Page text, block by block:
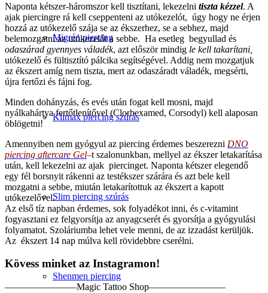
Migrén piercing
Klimax piercing szúrás
Slim piercing szúrás
Shenmen piercing
Naponta kétszer-háromszor kell tisztítani, lekezelni tiszta kézzel. A
ajak piercingre rá kell cseppenteni az utókezelót, úgy hogy ne érjen
hozzá az utókezelő szája se az ékszerhez, se a sebhez, majd
belemozgatni az utókezelőt a sebbe. Ha esetleg begyullad és
odaszárad gyennyes váladék, azt először mindig le kell takarítani,
utókezelő és fültisztító pálcika segítségével. Addig nem mozgatjuk
az ékszert amíg nem tiszta, mert az odaszáradt váladék, megsérti,
újra fertőzi és fájni fog.
Minden dohányzás, és evés után fogat kell mosni, majd
nyálkahártya fertőtlenítővel (Clorhexamed, Corsodyl) kell alaposan
öblögetni!
Amennyiben nem gyógyul az piercing érdemes beszerezni DNO
piercing aftercare Gel–t szalonunkban, mellyel az ékszer letakarítása
után, kell lekezelni az ajak piercinget. Naponta kétszer elegendő
egy fél borsnyit rákenni az testékszer szárára és azt bele kell
mozgatni a sebbe, miután letakarítottuk az ékszert a kapott
utókezelővel.
Az első tíz napban érdemes, sok folyadékot inni, és c-vitamint
fogyasztani ez felgyorsítja az anyagcserét és gyorsítja a gyógyulási
folyamatot. Szoláriumba lehet vele menni, de az izzadást kerüljük.
Az ékszert 14 nap múlva kell rövidebbre cserélni.
Kövess minket az Instagramon!
———————–Magic Tattoo Shop————————